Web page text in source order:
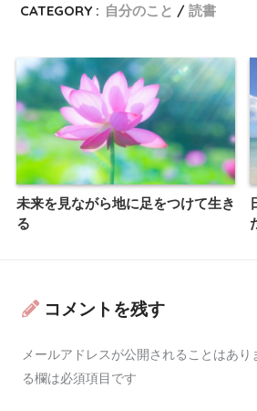
CATEGORY : 自分のこと 読書
未来を見ながら地に足をつけて生き
る
コメントを残す
メールアドレスが公開されることはあり
る欄は必須項目です